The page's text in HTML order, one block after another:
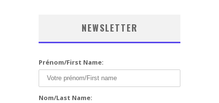
NEWSLETTER
Prénom/First Name:
Nom/Last Name: